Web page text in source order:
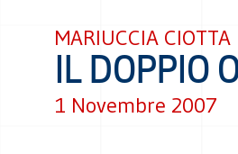
MARIUCCIA CIOTTA
IL DOPPIO
1 Novembre 2007